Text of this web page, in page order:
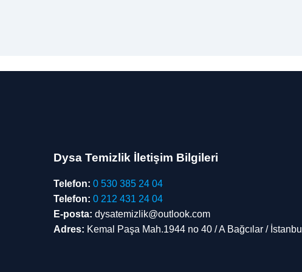
Dysa Temizlik İletişim Bilgileri
Telefon: 0 530 385 24 04
Telefon: 0 212 431 24 04
E-posta: dysatemizlik@outlook.com
Adres: Kemal Paşa Mah.1944 no 40 / A Bağcılar / İstanbul